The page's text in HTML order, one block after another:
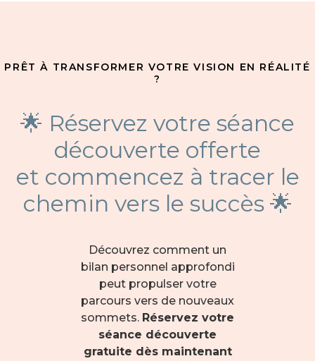
PRÊT À TRANSFORMER VOTRE VISION EN RÉALITÉ
?
🌟 Réservez votre séance
découverte offerte
et commencez à tracer le
chemin vers le succès 🌟
Découvrez comment un
bilan personnel approfondi
peut propulser votre
parcours vers de nouveaux
sommets. Réservez votre
séance découverte
gratuite dès maintenant